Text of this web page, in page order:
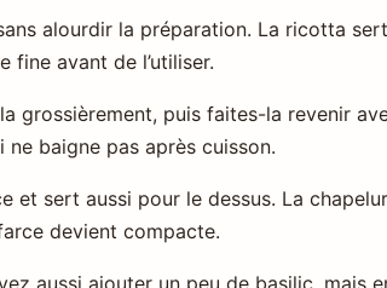
alourdir la préparation. La ricotta
fine avant de l’utiliser.
grossièrement, puis faites-la revenir
ne baigne pas après cuisson.
et sert aussi pour le dessus. La
devient compacte.